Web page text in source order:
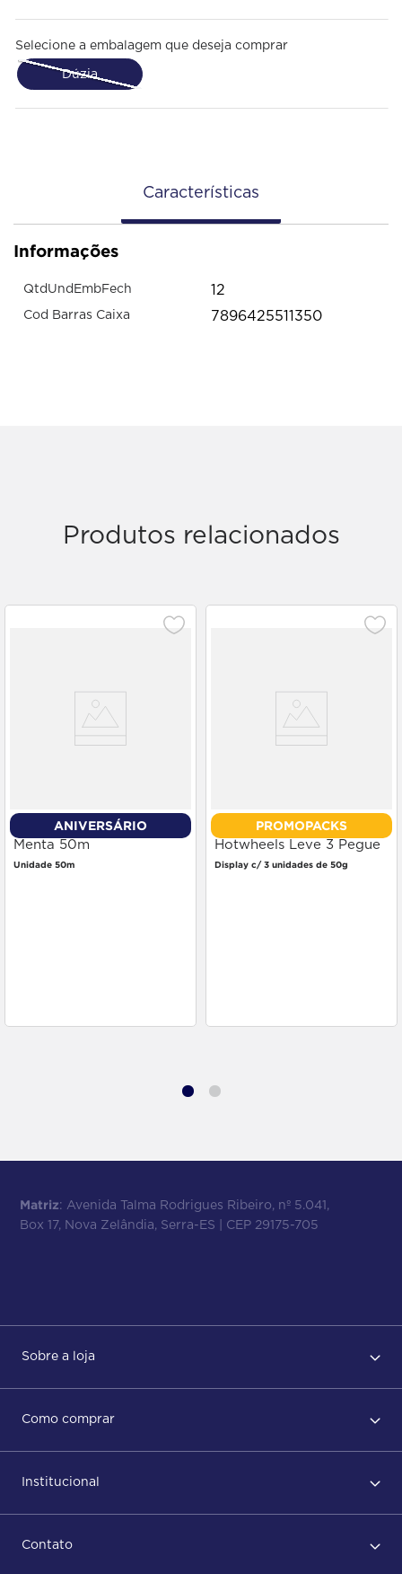
Selecione a embalagem que deseja comprar
Dúzia
Características
Informações
QtdUndEmbFech 12
Cod Barras Caixa 7896425511350
Produtos relacionados
ANIVERSÁRIO
Fio Dental Johnson Plus
Menta 50m
Unidade 50m
PROMOPACKS
Gel Dental Condor
Hotwheels Leve 3 Pegue
2
Display c/ 3 unidades de 50g
Matriz: Avenida Talma Rodrigues Ribeiro, nº 5.041,
Box 17, Nova Zelândia, Serra-ES | CEP 29175-705
Sobre a loja
Política de privacidade
Como comprar
Após conclusão do pedido
Status do pedido e acompanhamento da entrega
Institucional
ISO
Contato